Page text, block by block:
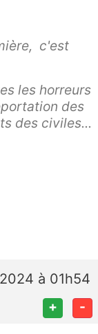
c'est
les horreurs
des
des civiles...
à 01h54
+ -